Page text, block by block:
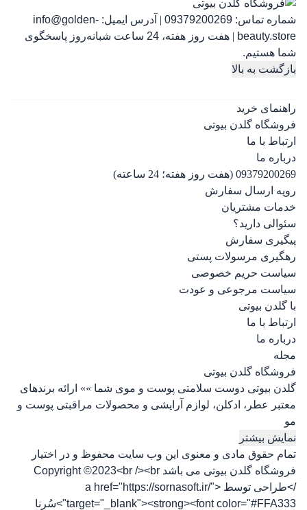
شماره تماس: 09379200269
| آدرس ایمیل: info@golden-
beauty.store
|
هفت روز هفته، 24 ساعت شبانه‌روز پاسخگوی
شما هستیم.
بازگشت به بالا
راهنمای خرید
فروشگاه گلدن بیوتی
ارتباط با ما
درباره ما
09379200269 (هفت روز هفته؛ 24 ساعته)
رویه ارسال سفارش
خدمات مشتریان
سئوالی دارید؟
پیگیری سفارش
رهگیری مرسولات پستی
سیاست حریم خصوصی
سیاست مرجوعی و عودت
با گلدن بیوتی
ارتباط با ما
درباره ما
مجله
فروشگاه گلدن بیوتی
گلدن بیوتی دوست سلامتی پوست و موی شما »» ارائه برندهای
معتبر عطر، ادکلن، لوازم آرایشی و محصولات مراقبتی پوست و
مو
نمایش بیشتر
تمام حقوق مادی و معنوی این وب سایت محفوظ و در اختیار
فروشگاه گلدن بیوتی می باشد Copyright ©2023<br /><br
/>طراحی توسط <a href="https://sornasoft.ir/"
target="_blank"><strong><font color="#FFA333">سُرنا